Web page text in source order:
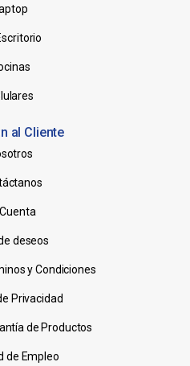
al Cliente
deseos
y Condiciones
Privacidad
de Productos
de Empleo